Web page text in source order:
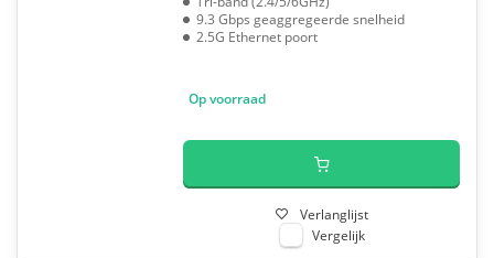
9.3 Gbps geaggregeerde snelheid
2.5G Ethernet poort
Op voorraad
Verlanglijst
Vergelijk